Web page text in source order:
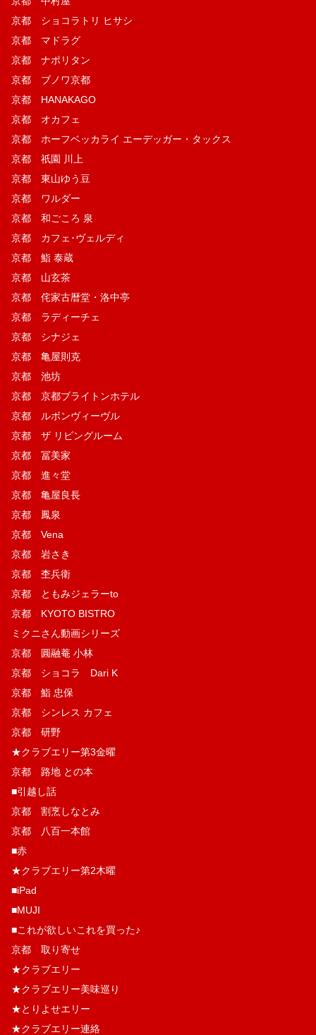
京都 ショコラトリ ヒサシ
京都 マドラグ
京都 ナポリタン
京都 ブノワ京都
京都 HANAKAGO
京都 オカフェ
京都 ホーフベッカライ エーデッガー・タックス
京都 祇園 川上
京都 東山ゆう豆
京都 ワルダー
京都 和ごころ 泉
京都 カフェ･ヴェルディ
京都 鮨 泰蔵
京都 山玄茶
京都 侘家古暦堂・洛中亭
京都 ラディーチェ
京都 シナジェ
京都 亀屋則克
京都 池坊
京都 京都ブライトンホテル
京都 ルボンヴィーヴル
京都 ザ リビングルーム
京都 冨美家
京都 進々堂
京都 亀屋良長
京都 鳳泉
京都 Vena
京都 岩さき
京都 杢兵衛
京都 ともみジェラーto
京都 KYOTO BISTRO
ミクニさん動画シリーズ
京都 圓融菴 小林
京都 ショコラ Dari K
京都 鮨 忠保
京都 シンレス カフェ
京都 研野
★クラブエリー第3金曜
京都 路地 との本
■引越し話
京都 割烹しなとみ
京都 八百一本館
■赤
★クラブエリー第2木曜
■iPad
■MUJI
■これが欲しいこれを買った♪
京都 取り寄せ
★クラブエリー
★クラブエリー美味巡り
★とりよせエリー
★クラブエリー連絡